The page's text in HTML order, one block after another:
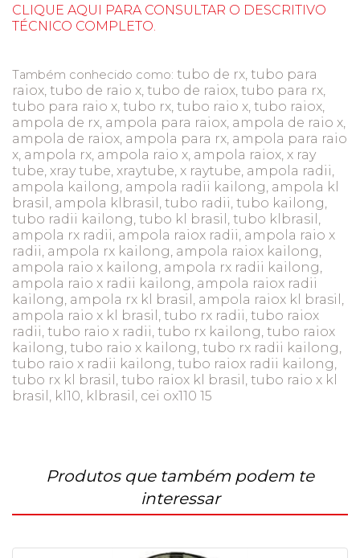
CLIQUE AQUI PARA CONSULTAR O DESCRITIVO
TÉCNICO COMPLETO.
Também conhecido como: tubo de rx, tubo para
raiox, tubo de raio x, tubo de raiox, tubo para rx,
tubo para raio x, tubo rx, tubo raio x, tubo raiox,
ampola de rx, ampola para raiox, ampola de raio x,
ampola de raiox, ampola para rx, ampola para raio
x, ampola rx, ampola raio x, ampola raiox, x ray
tube, xray tube, xraytube, x raytube, ampola radii,
ampola kailong, ampola radii kailong, ampola kl
brasil, ampola klbrasil, tubo radii, tubo kailong,
tubo radii kailong, tubo kl brasil, tubo klbrasil,
ampola rx radii, ampola raiox radii, ampola raio x
radii, ampola rx kailong, ampola raiox kailong,
ampola raio x kailong, ampola rx radii kailong,
ampola raio x radii kailong, ampola raiox radii
kailong, ampola rx kl brasil, ampola raiox kl brasil,
ampola raio x kl brasil, tubo rx radii, tubo raiox
radii, tubo raio x radii, tubo rx kailong, tubo raiox
kailong, tubo raio x kailong, tubo rx radii kailong,
tubo raio x radii kailong, tubo raiox radii kailong,
tubo rx kl brasil, tubo raiox kl brasil, tubo raio x kl
brasil, kl10, klbrasil, cei ox110 15
Produtos que também podem te
interessar